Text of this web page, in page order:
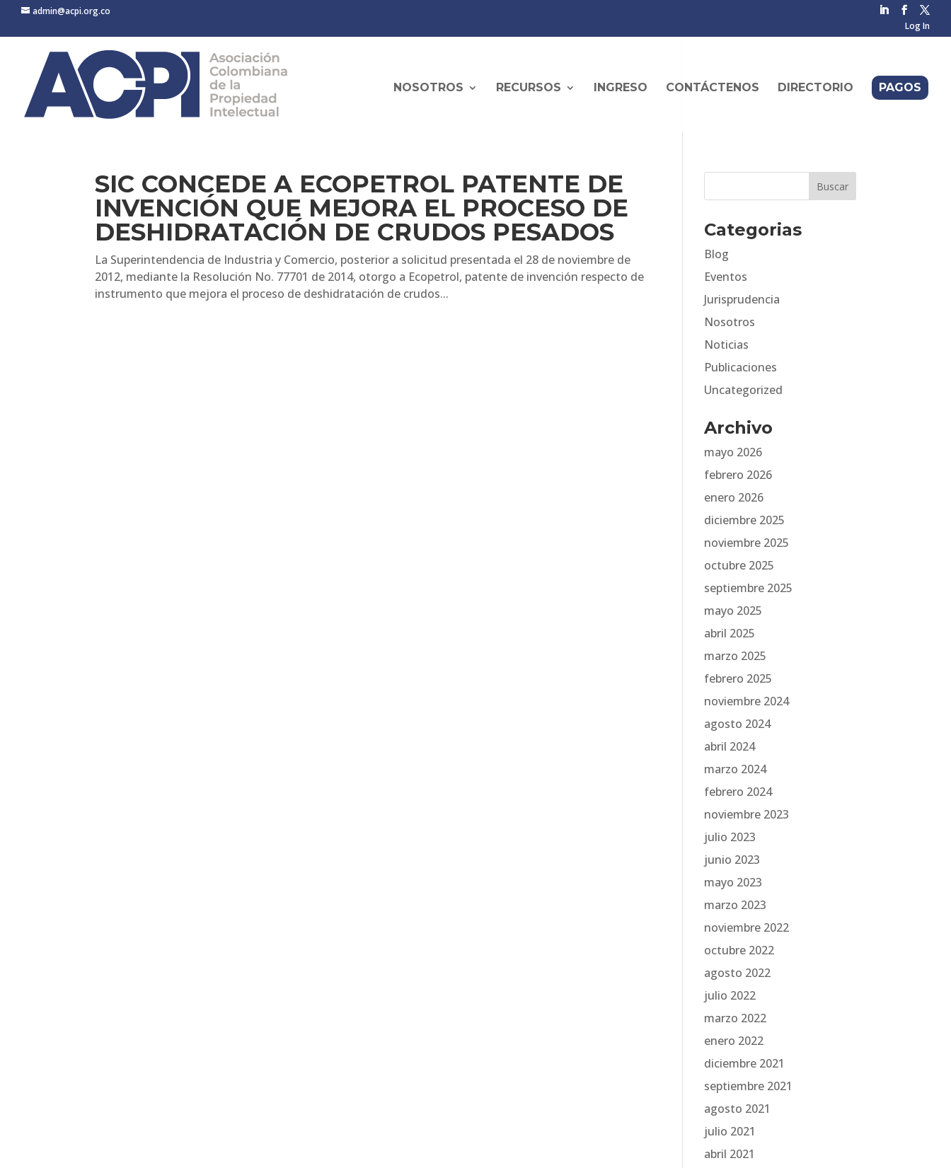
admin@acpi.org.co
Log In
NOSOTROS RECURSOS INGRESO CONTÁCTENOS DIRECTORIO PAGOS
SIC CONCEDE A ECOPETROL PATENTE DE
INVENCIÓN QUE MEJORA EL PROCESO DE
DESHIDRATACIÓN DE CRUDOS PESADOS
La Superintendencia de Industria y Comercio, posterior a solicitud presentada el 28 de noviembre de
2012, mediante la Resolución No. 77701 de 2014, otorgo a Ecopetrol, patente de invención respecto de
instrumento que mejora el proceso de deshidratación de crudos...
Categorias
Blog
Eventos
Jurisprudencia
Nosotros
Noticias
Publicaciones
Uncategorized
Archivo
mayo 2026
febrero 2026
enero 2026
diciembre 2025
noviembre 2025
octubre 2025
septiembre 2025
mayo 2025
abril 2025
marzo 2025
febrero 2025
noviembre 2024
agosto 2024
abril 2024
marzo 2024
febrero 2024
noviembre 2023
julio 2023
junio 2023
mayo 2023
marzo 2023
noviembre 2022
octubre 2022
agosto 2022
julio 2022
marzo 2022
enero 2022
diciembre 2021
septiembre 2021
agosto 2021
julio 2021
abril 2021